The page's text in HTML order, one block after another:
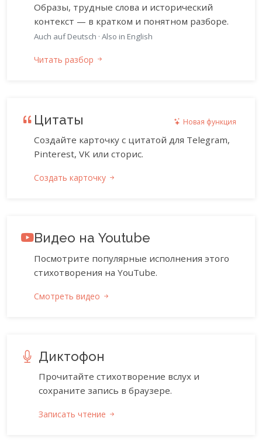
Образы, трудные слова и исторический
контекст — в кратком и понятном разборе.
Auch auf Deutsch · Also in English
Читать разбор
Цитаты Новая функция
Создайте карточку с цитатой для Telegram,
Pinterest, VK или сторис.
Создать карточку
Видео на Youtube
Посмотрите популярные исполнения этого
стихотворения на YouTube.
Смотреть видео
Диктофон
Прочитайте стихотворение вслух и
сохраните запись в браузере.
Записать чтение